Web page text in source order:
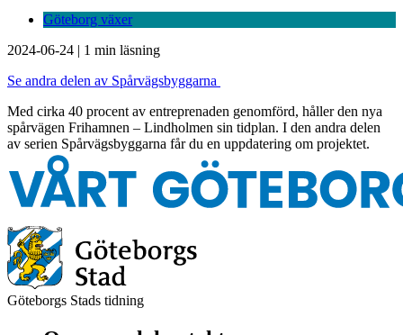
Göteborg växer
2024-06-24 | 1 min läsning
Se andra delen av Spårvägsbyggarna
Med cirka 40 procent av entreprenaden genomförd, håller den nya
spårvägen Frihamnen – Lindholmen sin tidplan. I den andra delen
av serien Spårvägsbyggarna får du en uppdatering om projektet.
Göteborgs Stads tidning